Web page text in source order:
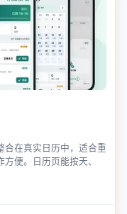
合在真实日历中，适合重
便。日历页能按天、